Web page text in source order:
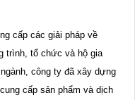
cấp các giải pháp về
trình, tổ chức và hộ gia
công ty đã xây dựng
cấp sản phẩm và dịch